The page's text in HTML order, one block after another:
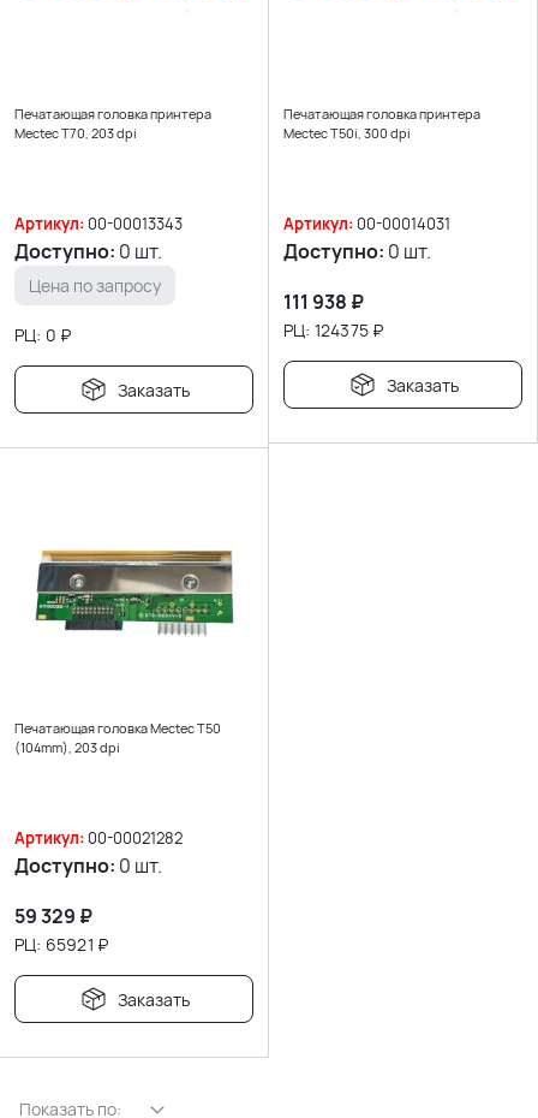
Печатающая головка принтера
Mectec T70, 203 dpi
Артикул: 00-00013343
Доступно: 0 шт.
Цена по запросу
РЦ: 0 ₽
Заказать
Печатающая головка принтера
Mectec T50i, 300 dpi
Артикул: 00-00014031
Доступно: 0 шт.
111 938 ₽
РЦ: 124375 ₽
Заказать
Печатающая головка Mectec T50
(104mm), 203 dpi
Артикул: 00-00021282
Доступно: 0 шт.
59 329 ₽
РЦ: 65921 ₽
Заказать
Показать по: